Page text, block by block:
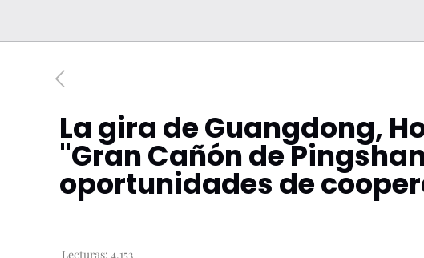
La gira de Guangdong,
"Gran Cañón de
oportunidades de
Lecturas: 4.153